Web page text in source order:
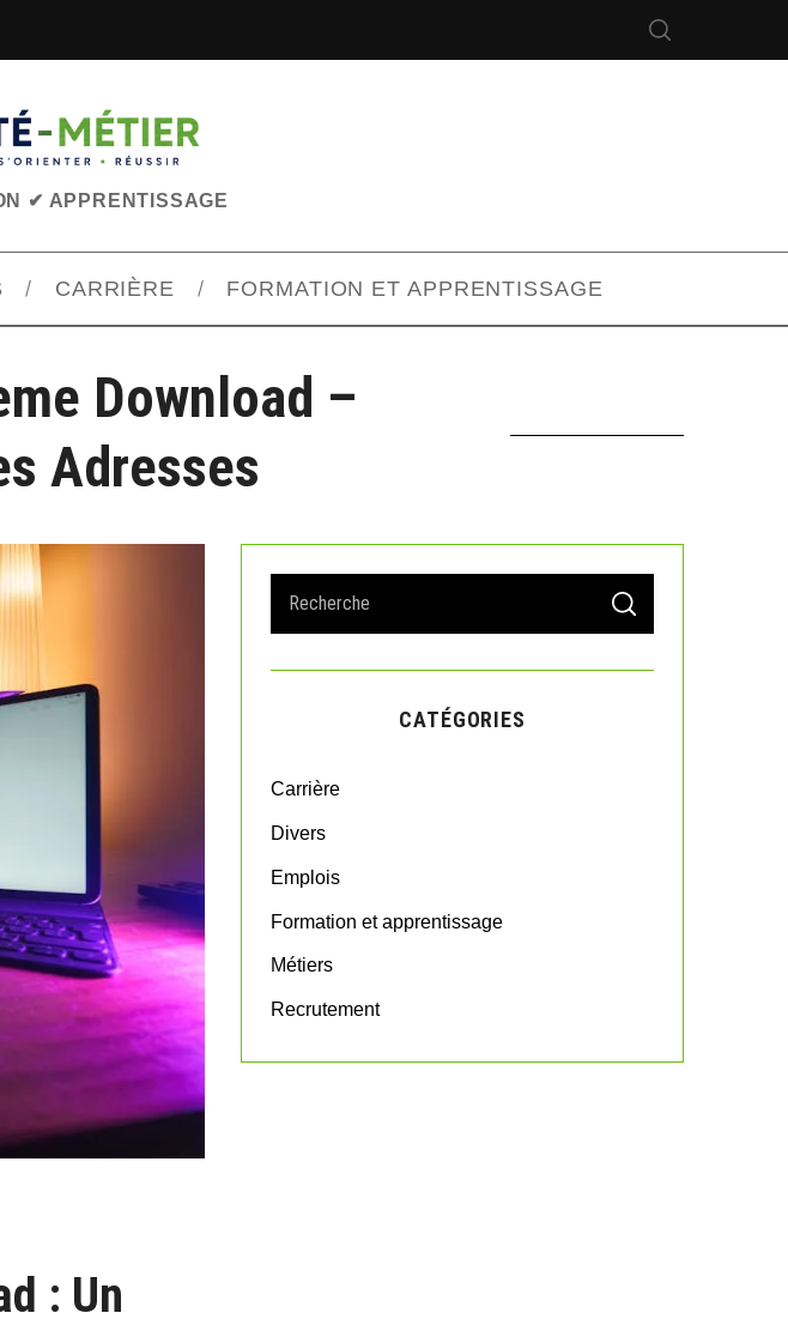
✔ APPRENTISSAGE
CARRIÈRE FORMATION ET APPRENTISSAGE
Download –
Adresses
: Un
a
r
o
S
A
C
CATÉGORIES
Carrière
Divers
Emplois
Formation et apprentissage
Métiers
Recrutement